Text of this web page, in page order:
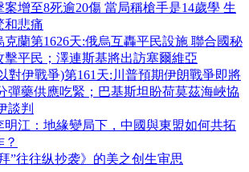
增至8死逾20傷 當局稱槍手是14歲學 生
和悲痛
克蘭第1626天:俄烏互轟平民設施 聯合國秘
擊平民；澤連斯基將出訪塞爾維亞
對伊戰爭)第161天:川普預期伊朗戰爭即將
彈藥供應吃緊；巴基斯坦盼荷莫茲海峽協
談判
明江：地緣變局下，中國與東盟如何共拓
”往往纵抄袭》的美之创生审思